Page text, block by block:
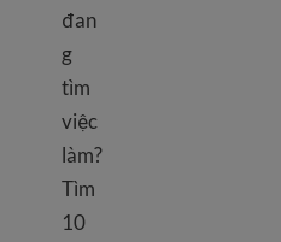
đan
g
tìm
việc
làm?
Tìm
10